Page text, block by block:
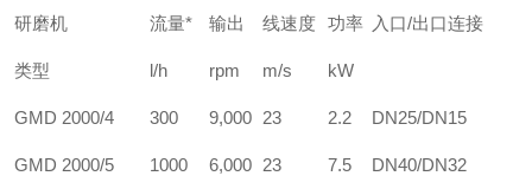
研磨机 流量* 输出 线速度 功率 入口/出口连接
类型 l/h rpm m/s kW
GMD 2000/4 300 9,000 23 2.2 DN25/DN15
GMD 2000/5 1000 6,000 23 7.5 DN40/DN32